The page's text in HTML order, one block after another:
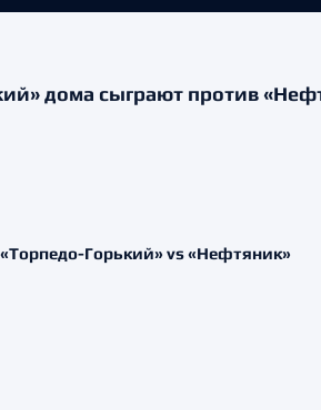
дома сыграют против
Горький» vs «Нефтяник»